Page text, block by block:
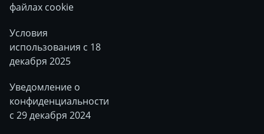
файлах cookie
Условия
использования с 18
декабря 2025
Уведомление о
конфиденциальности
с 29 декабря 2024